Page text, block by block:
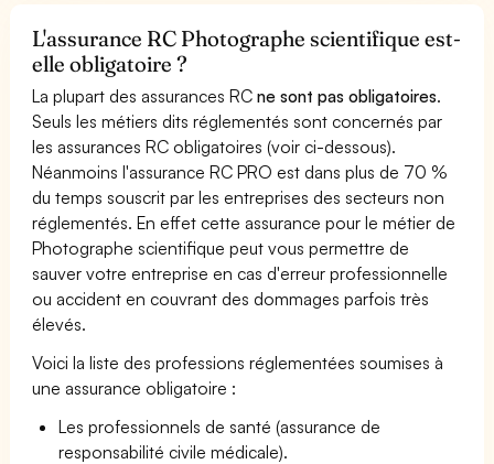
L'assurance RC Photographe scientifique est-
elle obligatoire ?
La plupart des assurances RCne sont pas obligatoires.
Seuls les métiers dits réglementés sont concernés par
les assurances RC obligatoires (voir ci-dessous).
Néanmoins l'assurance RC PRO est dans plus de 70 %
du temps souscrit par les entreprises des secteurs non
réglementés. En effet cette assurance pour le métier de
Photographe scientifique peut vous permettre de
sauver votre entreprise en cas d'erreur professionnelle
ou accident en couvrant des dommages parfois très
élevés.
Voici la liste des professions réglementées soumises à
une assurance obligatoire :
Les professionnels de santé (assurance de
responsabilité civile médicale).